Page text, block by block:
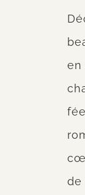
en
de